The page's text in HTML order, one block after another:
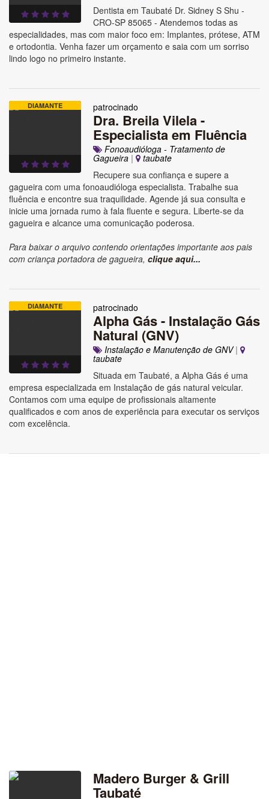
Dentista em Taubaté Dr. Sidney S Shu -
CRO-SP 85065 - Atendemos todas as
especialidades, mas com maior foco em: Implantes, prótese, ATM
e ortodontia. Venha fazer um orçamento e saia com um sorriso
lindo logo no primeiro instante.
DIAMANTE patrocinado
Dra. Breila Vilela -
Especialista em Fluência
Fonoaudióloga - Tratamento de
Gagueira |
taubate
Recupere sua confiança e supere a
gagueira com uma fonoaudióloga especialista. Trabalhe sua
fluência e encontre sua traquilidade. Agende já sua consulta e
inicie uma jornada rumo à fala fluente e segura. Liberte-se da
gagueira e alcance uma comunicação poderosa.
Para baixar o arquivo contendo orientações importante aos pais
com criança portadora de gagueira, clique aqui...
DIAMANTE patrocinado
Alpha Gás - Instalação Gás
Natural (GNV)
Instalação e Manutenção de GNV|
taubate
Situada em Taubaté, a Alpha Gás é uma
empresa especializada em Instalação de gás natural veicular.
Contamos com uma equipe de profissionais altamente
qualificados e com anos de experiência para executar os serviços
com excelência.
Madero Burger & Grill
Taubaté